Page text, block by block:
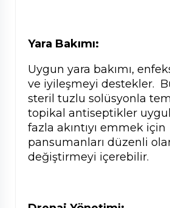
Yara Bakımı:
Uygun yara bakımı,
ve iyileşmeyi destekler.
steril tuzlu solüsyonla
topikal antiseptikler
fazla akıntıyı emmek için
pansumanları düzenli
değiştirmeyi içerebilir.